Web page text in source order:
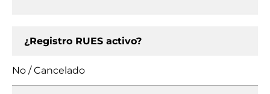
¿Registro RUES activo?
No / Cancelado